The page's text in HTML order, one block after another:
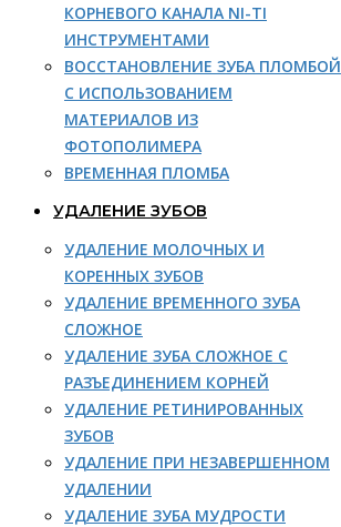
КОРНЕВОГО КАНАЛА NI-TI
ИНСТРУМЕНТАМИ
ВОССТАНОВЛЕНИЕ ЗУБА ПЛОМБОЙ
С ИСПОЛЬЗОВАНИЕМ
МАТЕРИАЛОВ ИЗ
ФОТОПОЛИМЕРА
ВРЕМЕННАЯ ПЛОМБА
УДАЛЕНИЕ ЗУБОВ
УДАЛЕНИЕ МОЛОЧНЫХ И
КОРЕННЫХ ЗУБОВ
УДАЛЕНИЕ ВРЕМЕННОГО ЗУБА
СЛОЖНОЕ
УДАЛЕНИЕ ЗУБА СЛОЖНОЕ С
РАЗЪЕДИНЕНИЕМ КОРНЕЙ
УДАЛЕНИЕ РЕТИНИРОВАННЫХ
ЗУБОВ
УДАЛЕНИЕ ПРИ НЕЗАВЕРШЕННОМ
УДАЛЕНИИ
УДАЛЕНИЕ ЗУБА МУДРОСТИ